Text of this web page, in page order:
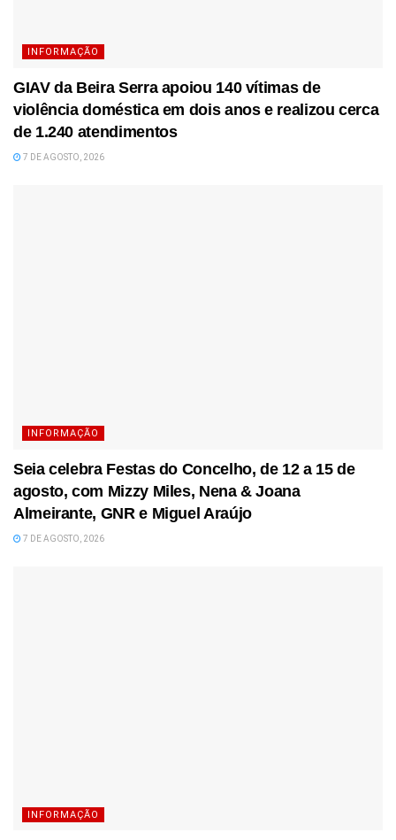
INFORMAÇÃO
GIAV da Beira Serra apoiou 140 vítimas de
violência doméstica em dois anos e realizou cerca
de 1.240 atendimentos
7 DE AGOSTO, 2026
INFORMAÇÃO
Seia celebra Festas do Concelho, de 12 a 15 de
agosto, com Mizzy Miles, Nena & Joana
Almeirante, GNR e Miguel Araújo
7 DE AGOSTO, 2026
INFORMAÇÃO